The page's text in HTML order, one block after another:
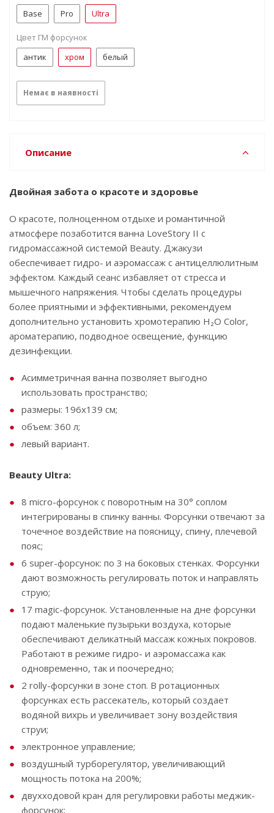
Base
Pro Ultra
Цвет ГМ форсунок
антик
хром белый
Немає в наявності
Описание
Двойная забота о красоте и здоровье
О красоте, полноценном отдыхе и романтичной
атмосфере позаботится ванна LoveStory II с
гидромассажной системой Beauty. Джакузи
обеспечивает гидро- и аэромассаж с антицеллюлитным
эффектом. Каждый сеанс избавляет от стресса и
мышечного напряжения. Чтобы сделать процедуры
более приятными и эффективными, рекомендуем
дополнительно установить хромотерапию ‌H₂O‌ ‌Color,‌
‌ароматерапию,‌ ‌подводное ‌освещение, функцию
‌дезинфекции.
Асимметричная ванна позволяет выгодно
использовать пространство;
размеры: 196х139 см;
объем: 360 л;
левый вариант.
Beauty Ultra:
8 micro-форсунок с поворотным на 30° соплом
интегрированы в спинку ванны. Форсунки отвечают за
точечное воздействие на поясницу, спину, плечевой
пояс;
6 super-форсунок: по 3 на боковых стенках. Форсунки
дают возможность регулировать поток и направлять
струю;
17 magic-форсунок. Установленные на дне форсунки
подают маленькие пузырьки воздуха, которые
обеспечивают деликатный массаж кожных покровов.
Работают в режиме гидро- и аэромассажа как
одновременно, так и поочередно;
2 rolly-форсунки в зоне стоп. В ротационных
форсунках есть рассекатель, который создает
водяной вихрь и увеличивает зону воздействия
струи;
электронное управление;
воздушный турборегулятор, увеличивающий
мощность потока на 200%;
двухходовой кран для регулировки работы меджик-
форсунок;